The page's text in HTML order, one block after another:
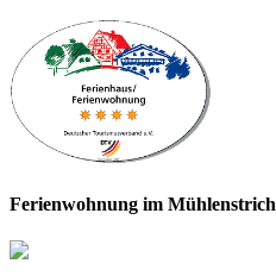
Ferienwohnung im Mühlenstrich